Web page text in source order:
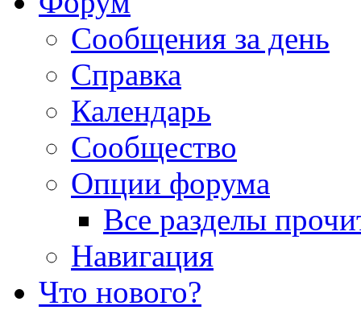
Сообщения за день
Справка
Календарь
Сообщество
Опции форума
Все разделы
Навигация
Что нового?